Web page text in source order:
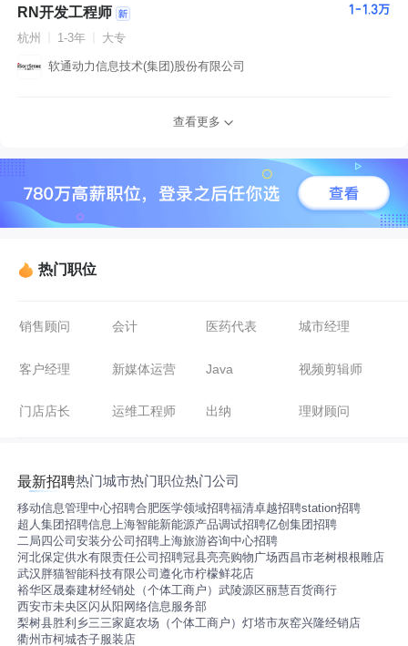
RN开发工程师 1-1.3万
杭州 1-3年 大专
软通动力信息技术(集团)股份有限公司
查看更多
热门职位
销售顾问 会计 医药代表 城市经理
客户经理 新媒体运营 Java 视频剪辑师
门店店长 运维工程师 出纳 理财顾问
最新招聘热门城市热门职位热门公司
移动信息管理中心招聘合肥医学领域招聘福清卓越招聘station招聘
超人集团招聘信息 上海智能新能源产品调试招聘亿创集团招聘
二局四公司安装分公司招聘 上海旅游咨询中心招聘
河北保定供水有限责任公司招聘冠县亮亮购物广场西昌市老树根根雕店
武汉胖猫智能科技有限公司遵化市柠檬鲜花店
裕华区晟秦建材经销处（个体工商户）武陵源区丽慧百货商行
西安市未央区闪从阳网络信息服务部
梨树县胜利乡三三家庭农场（个体工商户）灯塔市灰窑兴隆经销店
衢州市柯城杏子服装店